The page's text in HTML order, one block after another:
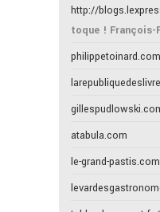
http://
toque ! François-
philippetoinard.com
atabula.com
le-grand-pastis.com